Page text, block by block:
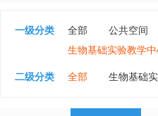
一级分类 全部 公共空间
生物基础实验教学
二级分类 全部 生物基础